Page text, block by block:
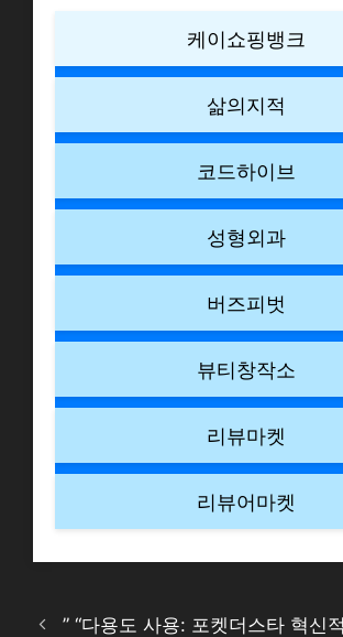
케이쇼핑뱅크
삶의지적
코드하이브
성형외과
버즈피벗
뷰티창작소
리뷰마켓
리뷰어마켓
” “다용도 사용: 포켓더스타 혁신